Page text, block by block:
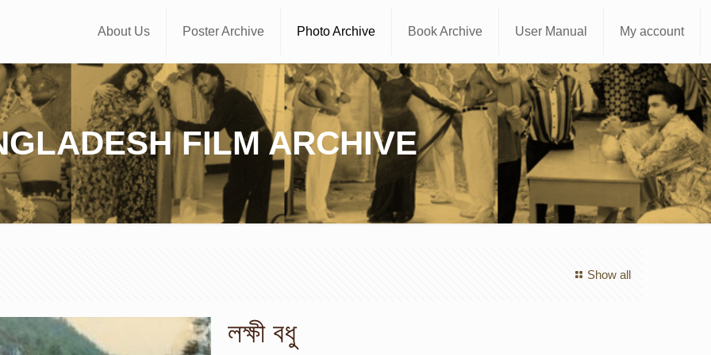
About Us Poster Archive Photo Archive Book Archive User Manual My account
FILM ARCHIVE
Show all
লক্ষী বধু